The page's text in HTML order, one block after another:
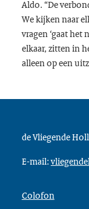
Aldo. “De
We kijken naar
vragen ‘gaat het
elkaar, zitten in
alleen op een
de Vliegende
E-mail:
Colofon